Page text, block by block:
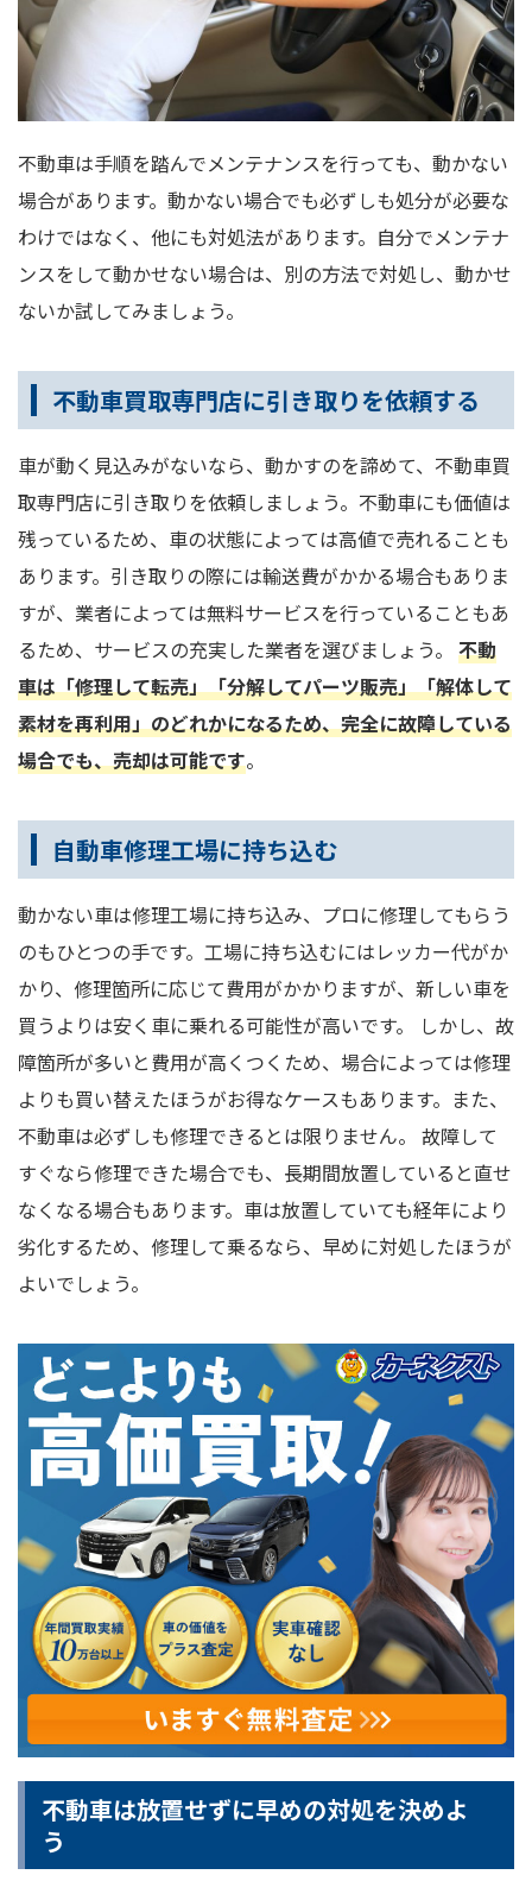
不動車は手順を踏んでメンテナンスを行っても、動かない
場合があります。動かない場合でも必ずしも処分が必要な
わけではなく、他にも対処法があります。自分でメンテナ
ンスをして動かせない場合は、別の方法で対処し、動かせ
ないか試してみましょう。
不動車買取専門店に引き取りを依頼する
車が動く見込みがないなら、動かすのを諦めて、不動車買
取専門店に引き取りを依頼しましょう。不動車にも価値は
残っているため、車の状態によっては高値で売れることも
あります。引き取りの際には輸送費がかかる場合もありま
すが、業者によっては無料サービスを行っていることもあ
るため、サービスの充実した業者を選びましょう。 不動
車は「修理して転売」「分解してパーツ販売」「解体して
素材を再利用」のどれかになるため、完全に故障している
場合でも、売却は可能です。
自動車修理工場に持ち込む
動かない車は修理工場に持ち込み、プロに修理してもらう
のもひとつの手です。工場に持ち込むにはレッカー代がか
かり、修理箇所に応じて費用がかかりますが、新しい車を
買うよりは安く車に乗れる可能性が高いです。 しかし、故
障箇所が多いと費用が高くつくため、場合によっては修理
よりも買い替えたほうがお得なケースもあります。また、
不動車は必ずしも修理できるとは限りません。 故障して
すぐなら修理できた場合でも、長期間放置していると直せ
なくなる場合もあります。車は放置していても経年により
劣化するため、修理して乗るなら、早めに対処したほうが
よいでしょう。
不動車は放置せずに早めの対処を決めよ
う